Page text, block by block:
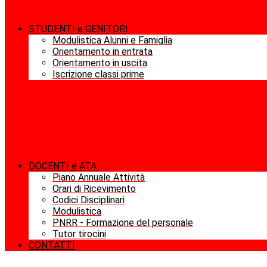
STUDENTI e GENITORI
Modulistica Alunni e Famiglia
Orientamento in entrata
Orientamento in uscita
Iscrizione classi prime
DOCENTI e ATA
Piano Annuale Attività
Orari di Ricevimento
Codici Disciplinari
Modulistica
PNRR - Formazione del personale
Tutor tirocini
CONTATTI